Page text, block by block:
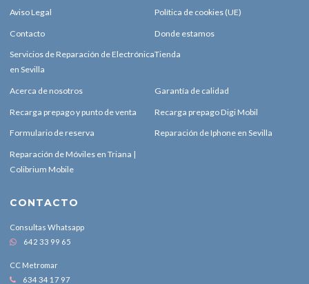
Aviso Legal Política de cookies (UE)
Contacto Donde estamos
Servicios de Reparación de Electrónica
en Sevilla
Tienda
Acerca de nosotros Garantía de calidad
Recarga prepago y punto de venta Recarga prepago Digi Mobil
Formulario de reserva Reparación de Iphone en Sevilla
Reparación de Móviles en Triana |
Colibrium Mobile
CONTACTO
Consultas Whatsapp
642 33 99 65
CC Metromar
634 34 17 97